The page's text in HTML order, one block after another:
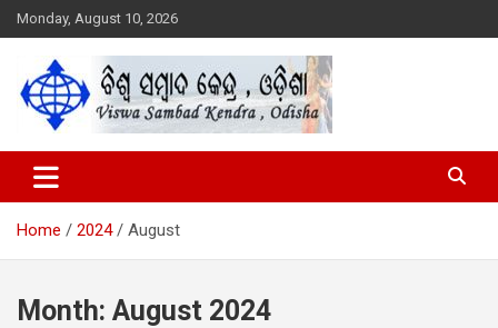
Skip
to
content
Monday, August 10, 2026
ବିଶ୍ୱ ସମ୍ବାଦ କେନ୍ଦ୍ର ଓଡିଶା
Home 2024 August
Month: August 2024